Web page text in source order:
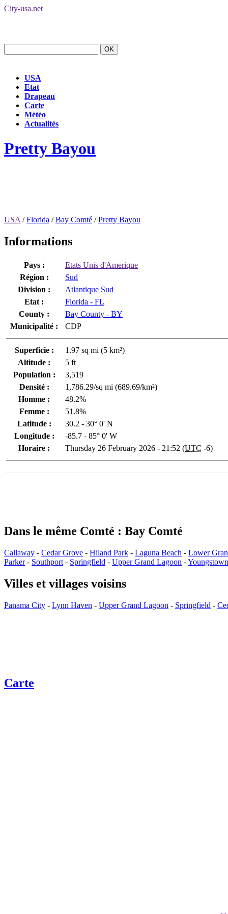
City-usa.net
USA
Etat
Drapeau
Carte
Météo
Actualités
Pretty Bayou
USA /Florida /Bay Comté /Pretty Bayou
Informations
Pays :
Etats Unis d'Amerique
Région :
Sud
Division :
Atlantique Sud
Etat :
Florida - FL
County :
Bay County - BY
Municipalité :
CDP
Superficie :
1.97 sq mi (5 km²)
Altitude :
5 ft
Population :
3,519
Densité :
1,786.29/sq mi (689.69/km²)
Homme :
48.2%
Femme :
51.8%
Latitude :
30.2 - 30° 0' N
Longitude :
-85.7 - 85° 0' W
Horaire :
Thursday 26 February 2026 - 21:52 (UTC -6)
Dans le même Comté : Bay Comté
Callaway - Cedar Grove - Hiland Park - Laguna Beach - Lower
Parker- Southport - Springfield - Upper Grand Lagoon -Youngstown
Villes et villages voisins
Panama City - Lynn Haven - Upper Grand Lagoon - Springfield -
Carte